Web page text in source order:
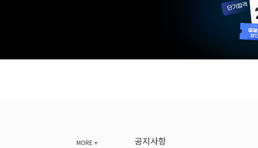
MORE + 공지사항